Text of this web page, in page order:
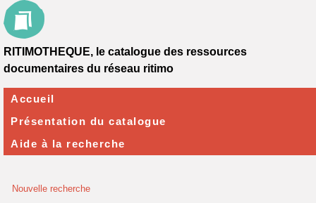
Nouvelle recherche
RITIMOTHEQUE, le catalogue des ressources
documentaires du réseau ritimo
Accueil
Présentation du catalogue
Aide à la recherche